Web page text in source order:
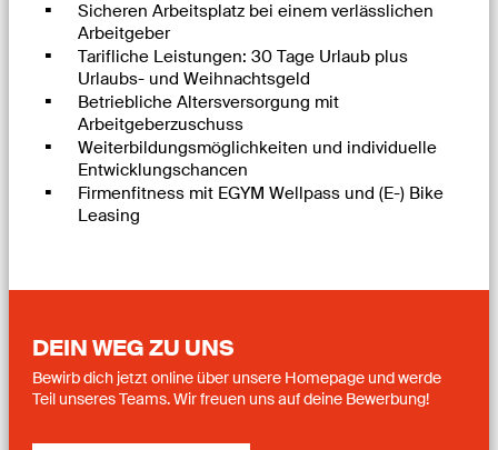
Sicheren Arbeitsplatz bei einem verlässlichen
Arbeitgeber
Tarifliche Leistungen: 30 Tage Urlaub plus
Urlaubs- und Weihnachtsgeld
Betriebliche Altersversorgung mit
Arbeitgeberzuschuss
Weiterbildungsmöglichkeiten und individuelle
Entwicklungschancen
Firmenfitness mit EGYM Wellpass und (E-) Bike
Leasing
DEIN WEG ZU UNS
Bewirb dich jetzt online über unsere Homepage und werde
Teil unseres Teams. Wir freuen uns auf deine Bewerbung!